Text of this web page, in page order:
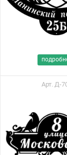
Арт. Д-